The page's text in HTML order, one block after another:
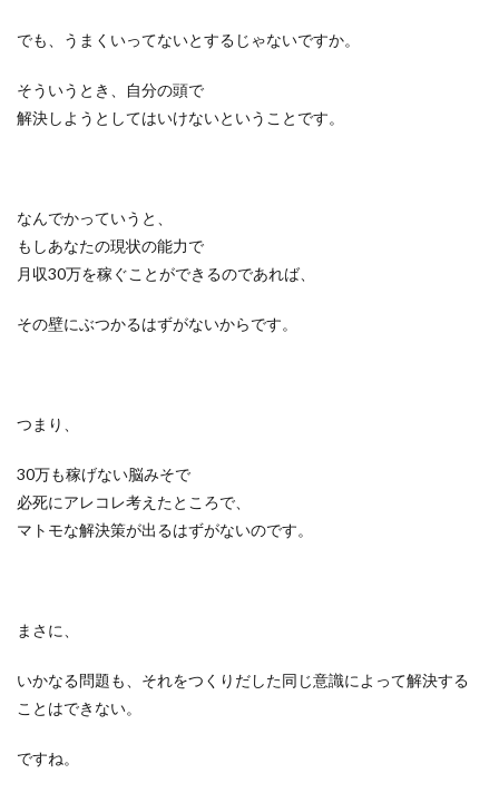
でも、うまくいってないとするじゃないですか。
そういうとき、自分の頭で
解決しようとしてはいけないということです。
なんでかっていうと、
もしあなたの現状の能力で
月収30万を稼ぐことができるのであれば、
その壁にぶつかるはずがないからです。
つまり、
30万も稼げない脳みそで
必死にアレコレ考えたところで、
マトモな解決策が出るはずがないのです。
まさに、
いかなる問題も、それをつくりだした同じ意識によって解決する
ことはできない。
ですね。